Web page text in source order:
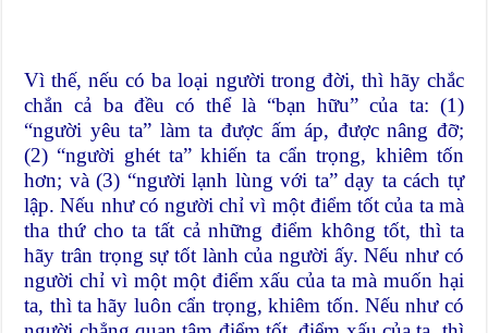
Vì thế, nếu có ba loại người trong đời, thì hãy chắc
chắn cả ba đều có thể là “bạn hữu” của ta: (1)
“người yêu ta” làm ta được ấm áp, được nâng đỡ;
(2) “người ghét ta” khiến ta cẩn trọng, khiêm tốn
hơn; và (3) “người lạnh lùng với ta” dạy ta cách tự
lập. Nếu như có người chỉ vì một điểm tốt của ta mà
tha thứ cho ta tất cả những điểm không tốt, thì ta
hãy trân trọng sự tốt lành của người ấy. Nếu như có
người chỉ vì một một điểm xấu của ta mà muốn hại
ta, thì ta hãy luôn cẩn trọng, khiêm tốn. Nếu như có